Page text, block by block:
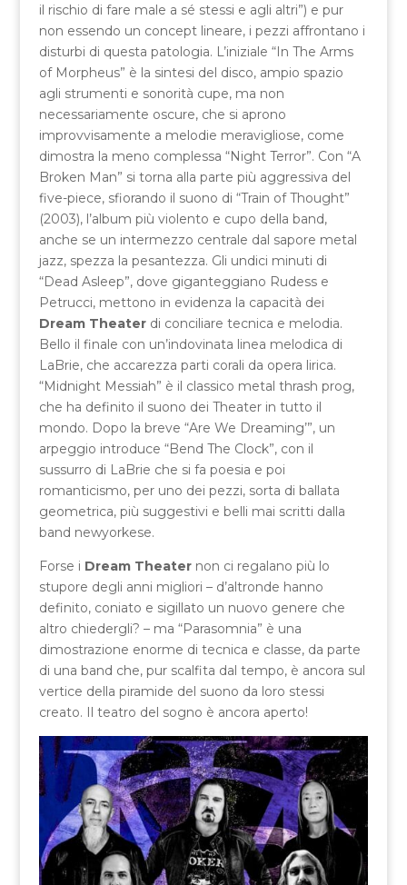
il rischio di fare male a sé stessi e agli altri”) e pur
non essendo un concept lineare, i pezzi affrontano i
disturbi di questa patologia. L’iniziale “In The Arms
of Morpheus” è la sintesi del disco, ampio spazio
agli strumenti e sonorità cupe, ma non
necessariamente oscure, che si aprono
improvvisamente a melodie meravigliose, come
dimostra la meno complessa “Night Terror”. Con “A
Broken Man” si torna alla parte più aggressiva del
five-piece, sfiorando il suono di “Train of Thought”
(2003), l’album più violento e cupo della band,
anche se un intermezzo centrale dal sapore metal
jazz, spezza la pesantezza. Gli undici minuti di
“Dead Asleep”, dove giganteggiano Rudess e
Petrucci, mettono in evidenza la capacità dei
Dream Theaterdi conciliare tecnica e melodia.
Bello il finale con un’indovinata linea melodica di
LaBrie, che accarezza parti corali da opera lirica.
“Midnight Messiah” è il classico metal thrash prog,
che ha definito il suono dei Theater in tutto il
mondo. Dopo la breve “Are We Dreaming’”, un
arpeggio introduce “Bend The Clock”, con il
sussurro di LaBrie che si fa poesia e poi
romanticismo, per uno dei pezzi, sorta di ballata
geometrica, più suggestivi e belli mai scritti dalla
band newyorkese.
Forse i Dream Theaternon ci regalano più lo
stupore degli anni migliori – d’altronde hanno
definito, coniato e sigillato un nuovo genere che
altro chiedergli? – ma “Parasomnia” è una
dimostrazione enorme di tecnica e classe, da parte
di una band che, pur scalfita dal tempo, è ancora sul
vertice della piramide del suono da loro stessi
creato. Il teatro del sogno è ancora aperto!